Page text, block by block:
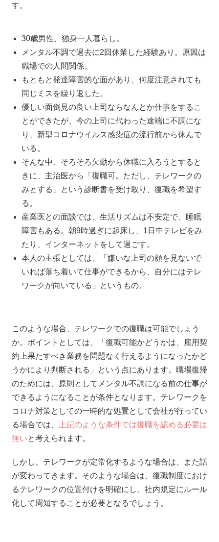
す。
30歳男性、独身一人暮らし。
メンタル不調で過去に2回休業した経験あり。原因は
職場での人間関係。
もともと発達障害的な面があり、何度注意されても
同じミスを繰り返した。
優しい面倒見の良い上司ならなんとか仕事をするこ
とができたが、今の上司に代わった途端に不調にな
り、新型コロナウイルス感染症の流行前から休んで
いる。
そんな中、そろそろ欠勤から休職に入ろうとすると
きに、主治医から「復職可。ただし、テレワークの
みとする」という診断書を受け取り、復職を希望す
る。
産業医との面談では、生活リズムは不安定で、睡眠
障害もある。朝9時過ぎに起床し、1日中テレビをみ
たり、インターネットをして過ごす。
本人の主張としては、「嫌いな上司の顔を見ないで
いれば落ち着いて仕事ができるから、自分にはテレ
ワークが向いている」というもの。
このような場合、テレワークでの復職は可能でしょう
か。ポイントとしては、「復職可能かどうかは、雇用契
約上果たすべき業務を問題なく行えるようになったかど
うかにより判断される」という点にあります。職場復帰
のためには、原則としてメンタル不調になる前の仕事が
できるようになることが条件となります。テレワークを
コロナ対策としての一時的な処置として会社が行ってい
る場合では、
上記のような条件では復職を認める必要は
無いと考えられます。
しかし、テレワークが定常化するような場合は、また話
が変わってきます。そのような場合は、復職制度におけ
るテレワークの位置付けを明確にし、社内規定にルール
化して周知することが必要となるでしょう。